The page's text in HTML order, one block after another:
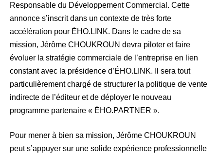
Responsable du Développement Commercial. Cette
annonce s’inscrit dans un contexte de très forte
accélération pour ÉHO.LINK. Dans le cadre de sa
mission, Jérôme CHOUKROUN devra piloter et faire
évoluer la stratégie commerciale de l’entreprise en lien
constant avec la présidence d’ÉHO.LINK. Il sera tout
particulièrement chargé de structurer la politique de vente
indirecte de l’éditeur et de déployer le nouveau
programme partenaire « ÉHO.PARTNER ».
Pour mener à bien sa mission, Jérôme CHOUKROUN
peut s’appuyer sur une solide expérience professionnelle